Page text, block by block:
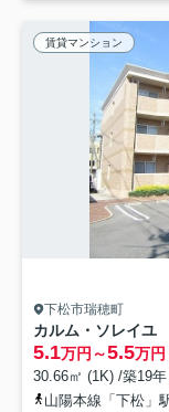
賃貸マンション
下松市瑞穂町
カルム・ソレイユ
5.1万円～5.5万円
30.66㎡ (1K) /築19
山陽本線「下松」